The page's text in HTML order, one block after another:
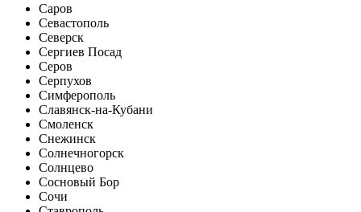
Саров
Севастополь
Северск
Сергиев Посад
Серов
Серпухов
Симферополь
Славянск-на-Кубани
Смоленск
Снежинск
Солнечногорск
Солнцево
Сосновый Бор
Сочи